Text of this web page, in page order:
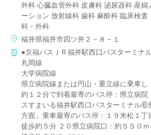
外科 心臓血管外科 皮膚科 泌尿器科 産
ーション 放射線科 歯科 麻酔科 臨床検
科・外科
福井県福井市四ツ井２－８－１
●京福バスＪＲ福井駅西口バスターミナ
丸岡線
大学病院線
県立病院線または円山・重立線に乗車し
約１２分で到着最寄のバス停：県立病
スすまいる福井駅西口バスターミナル⑥
方面」乗車最寄のバス停：１９米松１丁
徒歩約５分 ２０県立病院口：約５５０ｍ